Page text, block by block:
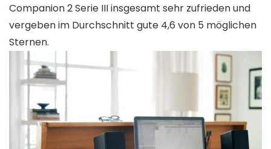
Companion 2 Serie III insgesamt sehr zufrieden und
vergeben im Durchschnitt gute 4,6 von 5 möglichen
Sternen.